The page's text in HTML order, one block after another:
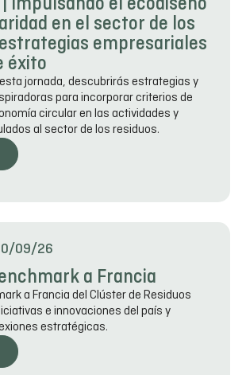
| Impulsando el ecodiseño
en el sector de los
empresariales
éxito
jornada, descubrirás estrategias y
para incorporar criterios de
circular en las actividades y
al sector de los residuos.
09/26
a Francia
a Francia del Clúster de Residuos
e innovaciones del país y
estratégicas.